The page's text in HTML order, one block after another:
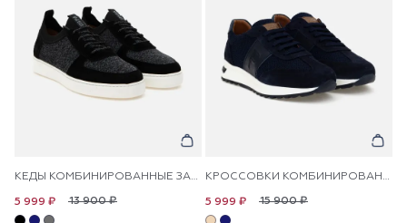
КЕДЫ КОМБИНИРОВАННЫЕ ЗАМШЕВЫЕ
13 900 ₽
5 999 ₽
КРОССОВКИ КОМБИНИРОВАННЫЕ ЗАМШЕВЫЕ
15 900 ₽
5 999 ₽